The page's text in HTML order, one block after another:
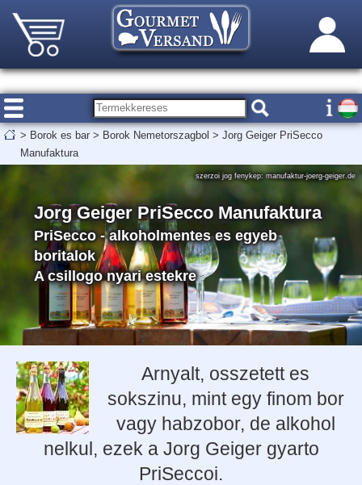
> Borok es bar > Borok Nemetorszagbol > Jorg Geiger PriSecco
Manufaktura
Jorg Geiger PriSecco Manufaktura
PriSecco - alkoholmentes es egyeb
boritalok
A csillogo nyari estekre
szerzoi jog fenykep: manufaktur-joerg-geiger.de
Arnyalt, osszetett es
sokszinu, mint egy finom bor
vagy habzobor, de alkohol
nelkul, ezek a Jorg Geiger gyarto
PriSeccoi.